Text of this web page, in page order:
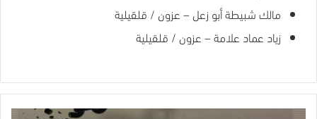
مالك شبيطة أبو زعل – عزون / قلقيلية
زياد عماد علامة – عزون / قلقيلية